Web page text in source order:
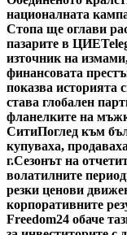
националната
Стопа ще оглави
пазарите в ЦИЕ
източник на
финансовата
показва историята
става глобален
фланелките на
СитиПоглед към
купуваха,
г.Сезонът на
волатилните
резки ценови
корпоративните
Freedom24 обаче